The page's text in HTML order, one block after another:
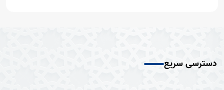
دسترسی سریع